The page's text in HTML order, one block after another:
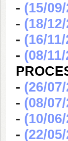
- (15/
- (18/
- (16/
- (08/
- (26/
- (08/
- (10/
- (22/